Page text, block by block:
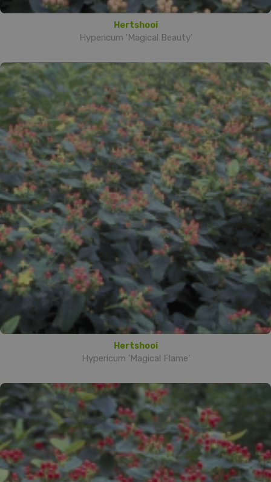
Hertshooi
Hypericum 'Magical Beauty'
Hertshooi
Hypericum 'Magical Flame'